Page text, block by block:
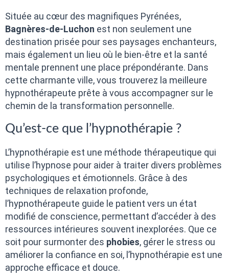
Située au cœur des magnifiques Pyrénées,
Bagnères-de-Luchon est non seulement une
destination prisée pour ses paysages enchanteurs,
mais également un lieu où le bien-être et la santé
mentale prennent une place prépondérante. Dans
cette charmante ville, vous trouverez la meilleure
hypnothérapeute prête à vous accompagner sur le
chemin de la transformation personnelle.
Qu’est-ce que l’hypnothérapie ?
L’hypnothérapie est une méthode thérapeutique qui
utilise l’hypnose pour aider à traiter divers problèmes
psychologiques et émotionnels. Grâce à des
techniques de relaxation profonde,
l’hypnothérapeute guide le patient vers un état
modifié de conscience, permettant d’accéder à des
ressources intérieures souvent inexplorées. Que ce
soit pour surmonter des phobies, gérer le stress ou
améliorer la confiance en soi, l’hypnothérapie est une
approche efficace et douce.